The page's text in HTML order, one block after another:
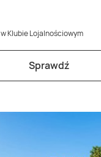
w Klubie Lojalnościowym
Sprawdź